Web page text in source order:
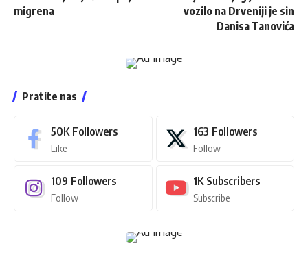
migrena
vozilo na Drveniji je sin
Danisa Tanovića
Pratite nas
50K Followers
Like
163 Followers
Follow
109 Followers
Follow
1K Subscribers
Subscribe